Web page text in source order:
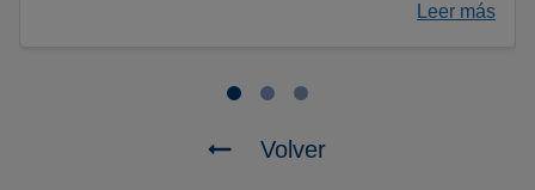
Leer más
Volver